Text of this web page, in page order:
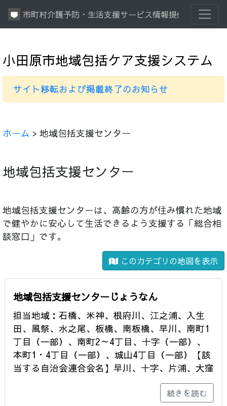
市町村介護予防・生活支援サービス情報提供システム
小田原市地域包括ケア支援システム
サイト移転および掲載終了のお知らせ
ホーム > 地域包括支援センター
地域包括支援センター
地域包括支援センターは、高齢の方が住み慣れた地域
で健やかに安心して生活できるよう支援する「総合相
談窓口」です。
このカテゴリの地図を表示
地域包括支援センターじょうなん
担当地域：石橋、米神、根府川、江之浦、入生
田、風祭、水之尾、板橋、南板橋、早川、南町1
丁目（一部）、南町2～4丁目、十字（一部）、
本町1・4丁目（一部）、城山4丁目（一部）【該
当する自治会連合会名】早川、十字、片浦、大窪
続きを読む